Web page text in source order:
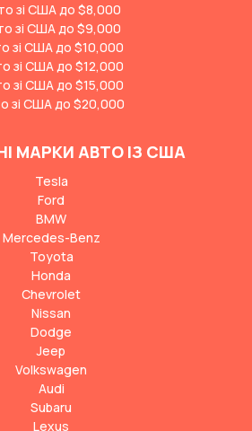
зі США до $8,000
зі США до $9,000
зі США до $10,000
зі США до $12,000
зі США до $15,000
зі США до $20,000
МАРКИ АВТО ІЗ США
Tesla
Ford
BMW
Mercedes-Benz
Toyota
Honda
Chevrolet
Nissan
Dodge
Jeep
Volkswagen
Audi
Subaru
Lexus